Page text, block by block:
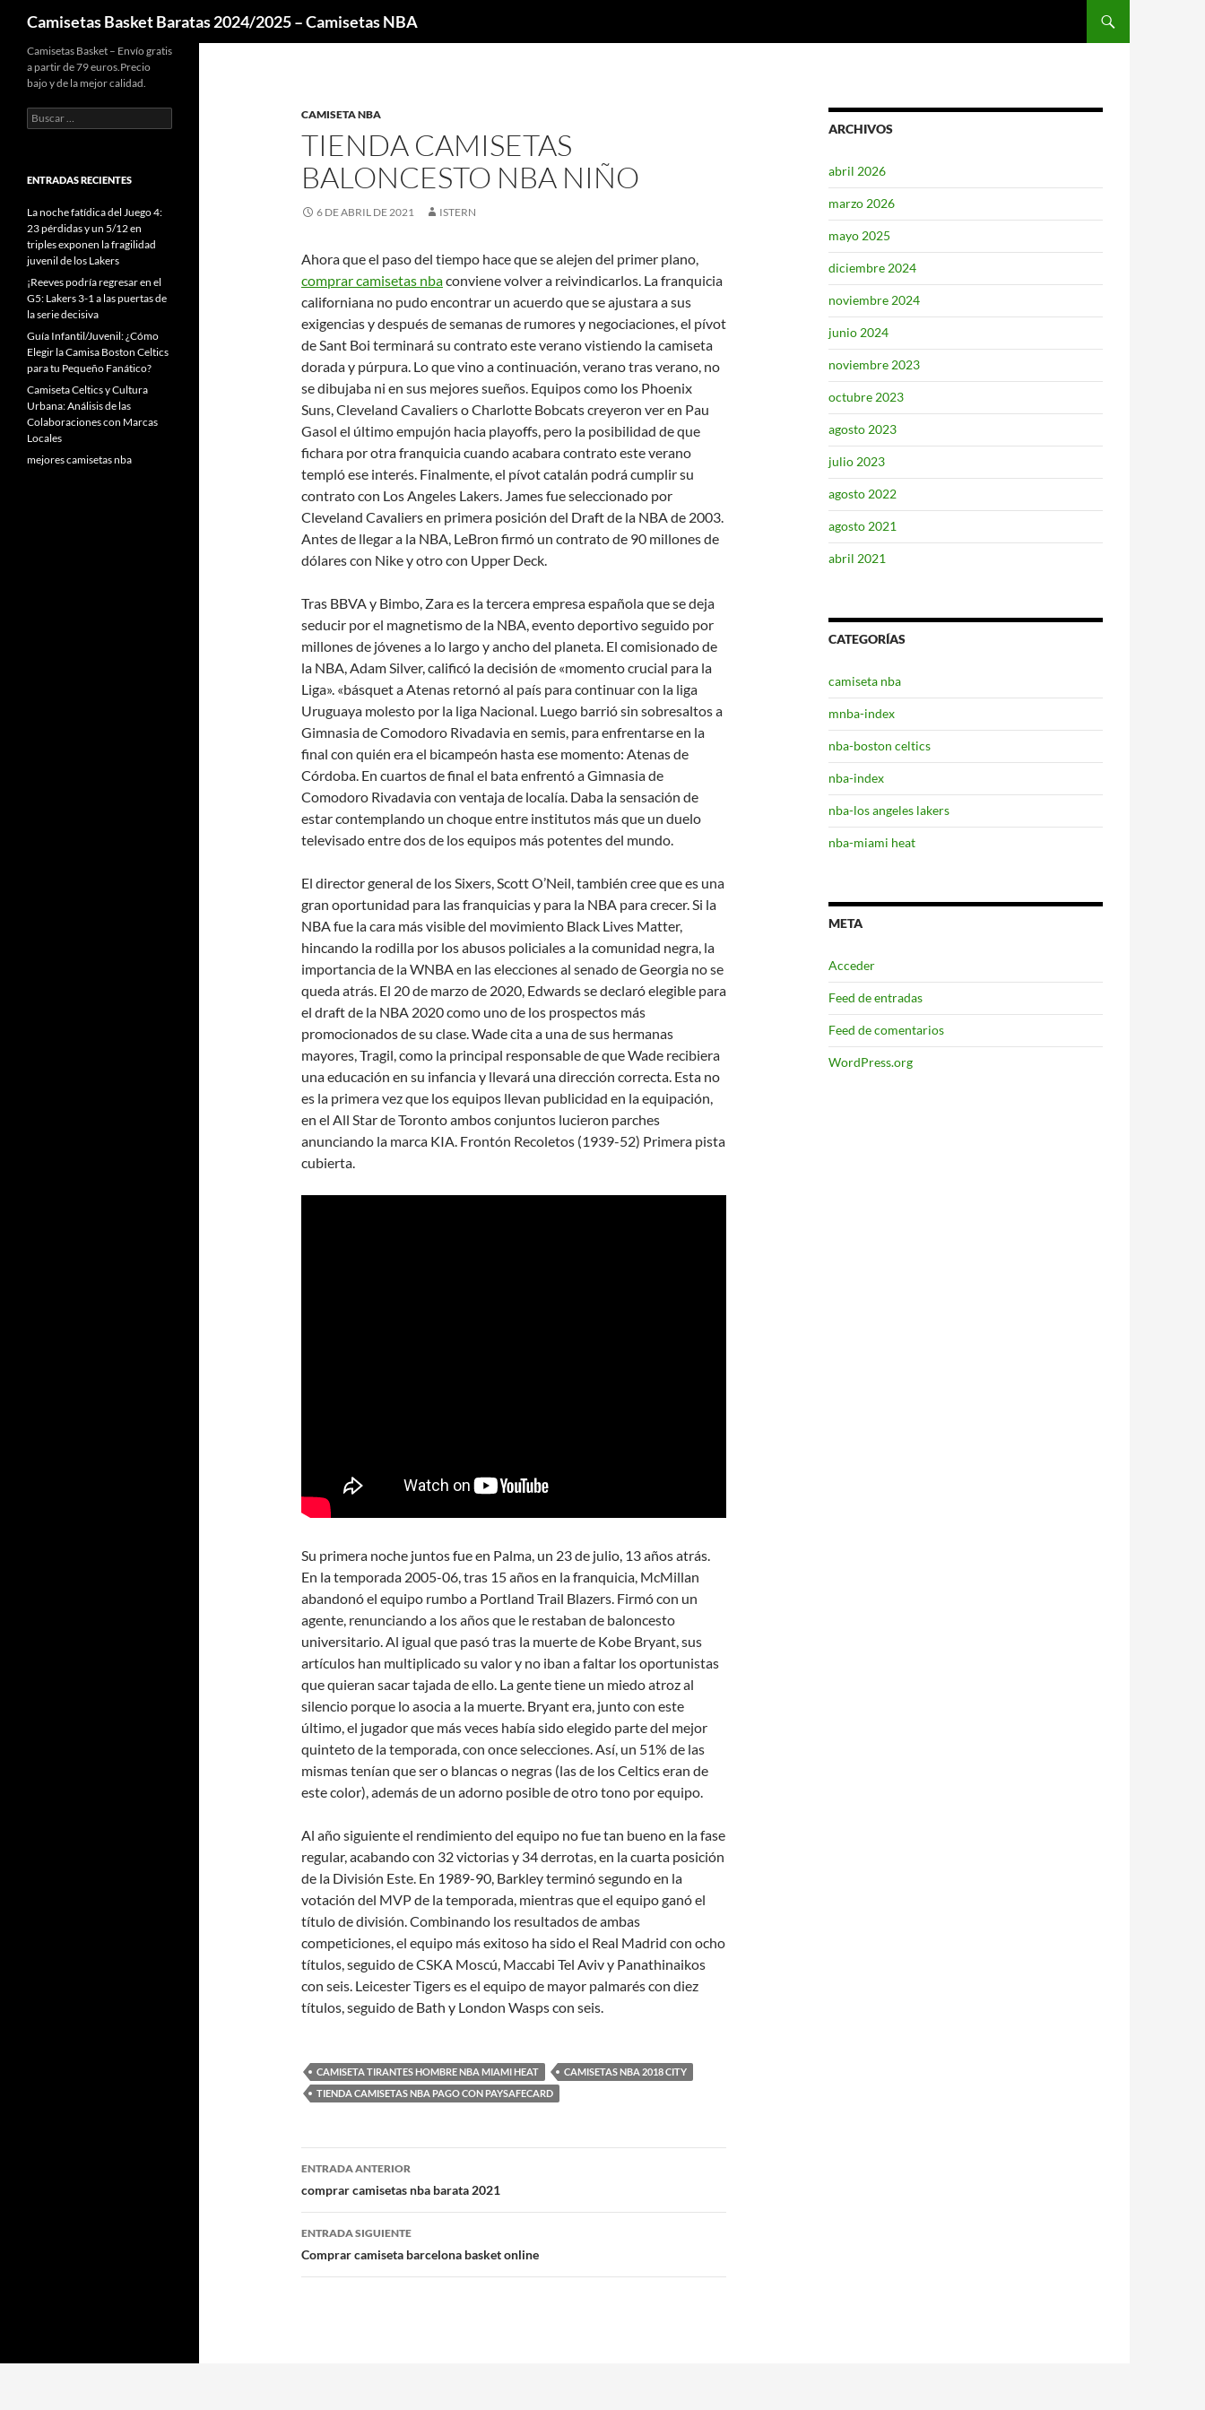
Camisetas Basket Baratas 2024/2025 – Camisetas NBA
CAMISETA NBA
TIENDA CAMISETAS
BALONCESTO NBA NIÑO
6 DE ABRIL DE 2021 ISTERN
Ahora que el paso del tiempo hace que se alejen del primer plano,
comprar camisetas nbaconviene volver a reivindicarlos. La franquicia
californiana no pudo encontrar un acuerdo que se ajustara a sus
exigencias y después de semanas de rumores y negociaciones, el pívot
de Sant Boi terminará su contrato este verano vistiendo la camiseta
dorada y púrpura. Lo que vino a continuación, verano tras verano, no
se dibujaba ni en sus mejores sueños. Equipos como los Phoenix
Suns, Cleveland Cavaliers o Charlotte Bobcats creyeron ver en Pau
Gasol el último empujón hacia playoffs, pero la posibilidad de que
fichara por otra franquicia cuando acabara contrato este verano
templó ese interés. Finalmente, el pívot catalán podrá cumplir su
contrato con Los Angeles Lakers. James fue seleccionado por
Cleveland Cavaliers en primera posición del Draft de la NBA de 2003.
Antes de llegar a la NBA, LeBron firmó un contrato de 90 millones de
dólares con Nike y otro con Upper Deck.
Tras BBVA y Bimbo, Zara es la tercera empresa española que se deja
seducir por el magnetismo de la NBA, evento deportivo seguido por
millones de jóvenes a lo largo y ancho del planeta. El comisionado de
la NBA, Adam Silver, calificó la decisión de «momento crucial para la
Liga». «básquet a Atenas retornó al país para continuar con la liga
Uruguaya molesto por la liga Nacional. Luego barrió sin sobresaltos a
Gimnasia de Comodoro Rivadavia en semis, para enfrentarse en la
final con quién era el bicampeón hasta ese momento: Atenas de
Córdoba. En cuartos de final el bata enfrentó a Gimnasia de
Comodoro Rivadavia con ventaja de localía. Daba la sensación de
estar contemplando un choque entre institutos más que un duelo
televisado entre dos de los equipos más potentes del mundo.
El director general de los Sixers, Scott O’Neil, también cree que es una
gran oportunidad para las franquicias y para la NBA para crecer. Si la
NBA fue la cara más visible del movimiento Black Lives Matter,
hincando la rodilla por los abusos policiales a la comunidad negra, la
importancia de la WNBA en las elecciones al senado de Georgia no se
queda atrás. El 20 de marzo de 2020, Edwards se declaró elegible para
el draft de la NBA 2020 como uno de los prospectos más
promocionados de su clase. Wade cita a una de sus hermanas
mayores, Tragil, como la principal responsable de que Wade recibiera
una educación en su infancia y llevará una dirección correcta. Esta no
es la primera vez que los equipos llevan publicidad en la equipación,
en el All Star de Toronto ambos conjuntos lucieron parches
anunciando la marca KIA. Frontón Recoletos (1939-52) Primera pista
cubierta.
Su primera noche juntos fue en Palma, un 23 de julio, 13 años atrás.
En la temporada 2005-06, tras 15 años en la franquicia, McMillan
abandonó el equipo rumbo a Portland Trail Blazers. Firmó con un
agente, renunciando a los años que le restaban de baloncesto
universitario. Al igual que pasó tras la muerte de Kobe Bryant, sus
artículos han multiplicado su valor y no iban a faltar los oportunistas
que quieran sacar tajada de ello. La gente tiene un miedo atroz al
silencio porque lo asocia a la muerte. Bryant era, junto con este
último, el jugador que más veces había sido elegido parte del mejor
quinteto de la temporada, con once selecciones. Así, un 51% de las
mismas tenían que ser o blancas o negras (las de los Celtics eran de
este color), además de un adorno posible de otro tono por equipo.
Al año siguiente el rendimiento del equipo no fue tan bueno en la fase
regular, acabando con 32 victorias y 34 derrotas, en la cuarta posición
de la División Este. En 1989-90, Barkley terminó segundo en la
votación del MVP de la temporada, mientras que el equipo ganó el
título de división. Combinando los resultados de ambas
competiciones, el equipo más exitoso ha sido el Real Madrid con ocho
títulos, seguido de CSKA Moscú, Maccabi Tel Aviv y Panathinaikos
con seis. Leicester Tigers es el equipo de mayor palmarés con diez
títulos, seguido de Bath y London Wasps con seis.
CAMISETA TIRANTES HOMBRE NBA MIAMI HEAT
CAMISETAS NBA 2018 CITY
TIENDA CAMISETAS NBA PAGO CON PAYSAFECARD
Navegación
de
entradas
ENTRADA ANTERIOR
comprar camisetas nba barata 2021
ENTRADA SIGUIENTE
Comprar camiseta barcelona basket online
ARCHIVOS
abril 2026
marzo 2026
mayo 2025
diciembre 2024
noviembre 2024
junio 2024
noviembre 2023
octubre 2023
agosto 2023
julio 2023
agosto 2022
agosto 2021
abril 2021
CATEGORÍAS
camiseta nba
mnba-index
nba-boston celtics
nba-index
nba-los angeles lakers
nba-miami heat
META
Acceder
Feed de entradas
Feed de comentarios
WordPress.org
Camisetas Basket – Envío gratis
a partir de 79 euros.Precio
bajo y de la mejor calidad.
Buscar:
ENTRADAS RECIENTES
La noche fatídica del Juego 4:
23 pérdidas y un 5/12 en
triples exponen la fragilidad
juvenil de los Lakers
¡Reeves podría regresar en el
G5: Lakers 3-1 a las puertas de
la serie decisiva
Guía Infantil/Juvenil: ¿Cómo
Elegir la Camisa Boston Celtics
para tu Pequeño Fanático?
Camiseta Celtics y Cultura
Urbana: Análisis de las
Colaboraciones con Marcas
Locales
mejores camisetas nba